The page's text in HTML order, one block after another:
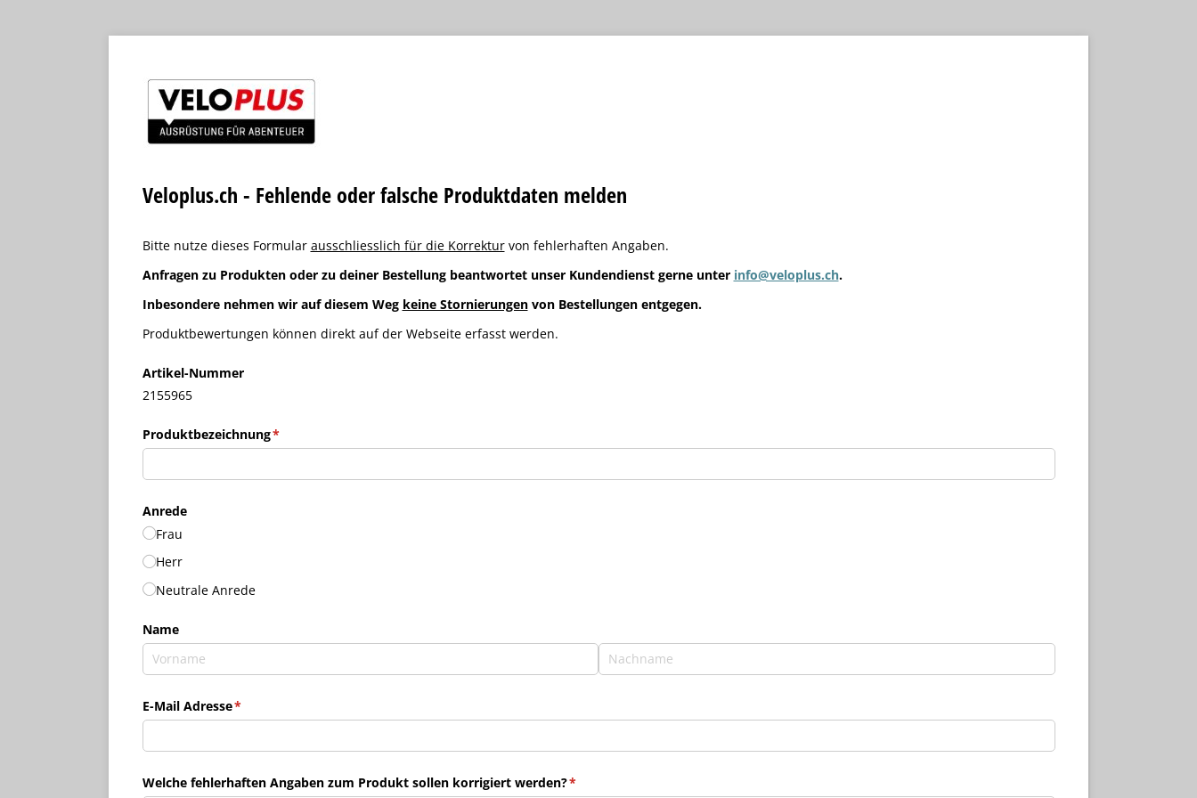
Veloplus.ch - Fehlende oder falsche Produktdaten melden
Bitte nutze dieses Formular ausschliesslich für die Korrekturvon fehlerhaften Angaben.
Anfragen zu Produkten oder zu deiner Bestellung beantwortet unser Kundendienst gerne unter info@veloplus.ch.
Inbesondere nehmen wir auf diesem Weg keine Stornierungenvon Bestellungen entgegen.
Produktbewertungen können direkt auf der Webseite erfasst werden.
Artikel-Nummer
2155965
Produktbezeichnung*
(erforderlich)
Anrede
Frau
Herr
Neutrale Anrede
Name
E-Mail Adresse*
(erforderlich)
Welche fehlerhaften Angaben zum Produkt sollen korrigiert werden?*
(erforderlich)